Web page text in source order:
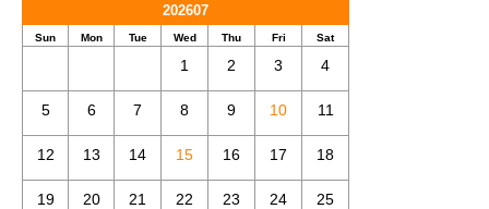
202607
Sun Mon Tue Wed Thu Fri Sat
1 2 3 4
5 6 7 8 9 10 11
12 13 14 15 16 17 18
19 20 21 22 23 24 25